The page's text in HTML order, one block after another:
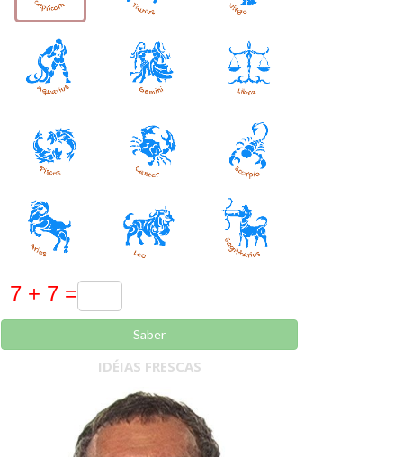
Saber
IDÉIAS FRESCAS